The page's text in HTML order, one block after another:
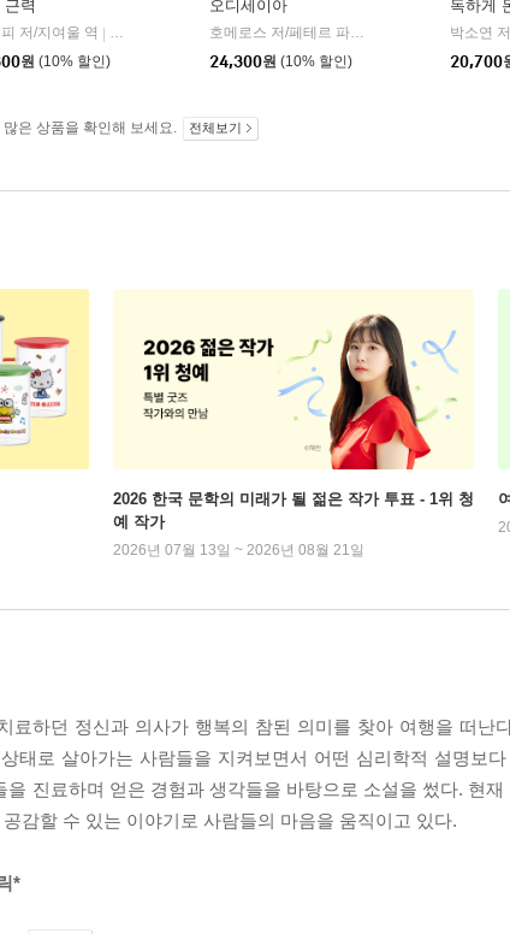
근력
저/지여울 역
윌북(willbook)
원 (10% 할인)
오디세이아
호메로스 저/페테르 파울 루벤스 그림/박문재 역
24,300원 (10% 할인)
독하게
박소연 저
20,700
은 상품을 확인해 보세요. 전체보기
2026 한국 문학의 미래가 될 젊은 작가 투표 - 1위 청
예 작가
2026년 07월 13일 ~ 2026년 08월 21일
료하던 정신과 의사가 행복의 참된 의미를 찾아 여행을 떠난
태로 살아가는 사람들을 지켜보면서 어떤 심리학적 설명보
진료하며 얻은 경험과 생각들을 바탕으로 소설을 썼다. 현
감할 수 있는 이야기로 사람들의 마음을 움직이고 있다.
*